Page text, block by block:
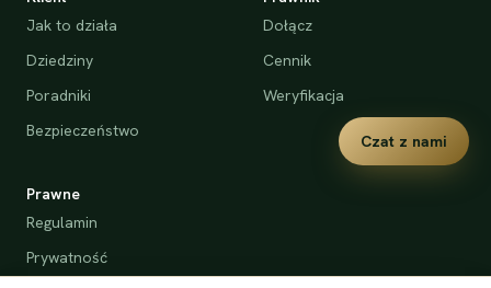
Jak to działa
Dziedziny
Poradniki
Bezpieczeństwo
Dołącz
Cennik
Weryfikacja
Prawne
Regulamin
Prywatność
Czat z nami